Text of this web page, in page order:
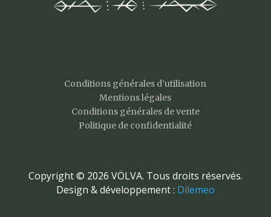
Conditions générales d’utilisation
Mentions légales
Conditions générales de vente
Politique de confidentialité
Copyright © 2026 VÖLVA. Tous droits réservés.
Design & développement : Dilemeo